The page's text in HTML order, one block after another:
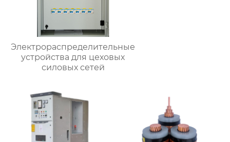
Электрораспределительные
устройства для цеховых
силовых сетей